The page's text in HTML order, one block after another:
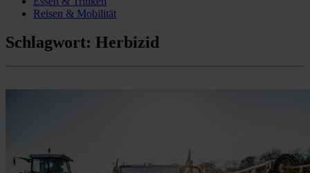
Reisen & Mobilität
Schlagwort: Herbizid